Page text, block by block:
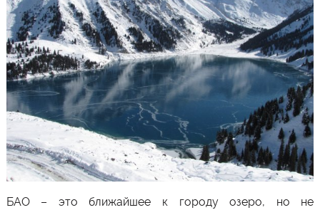
БАО – это ближайшее к городу озеро, но не